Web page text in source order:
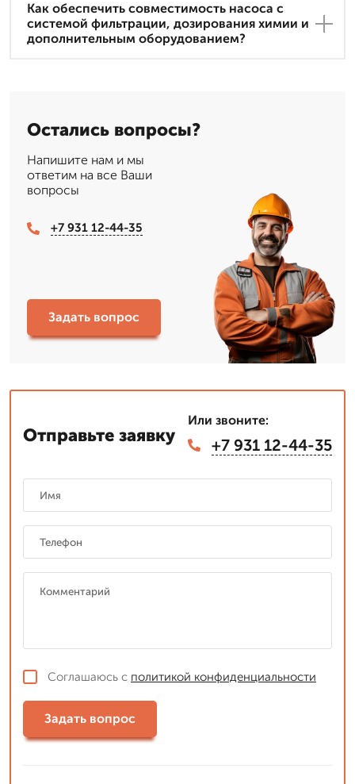
Как обеспечить совместимость насоса с
системой фильтрации, дозирования химии и
дополнительным оборудованием?
Остались вопросы?
Напишите нам и мы
ответим на все Ваши
вопросы
+7 931 12-44-35
Задать вопрос
Отправьте заявку
Или звоните:
+7 931 12-44-35
Соглашаюсь с политикой конфиденциальности
Задать вопрос